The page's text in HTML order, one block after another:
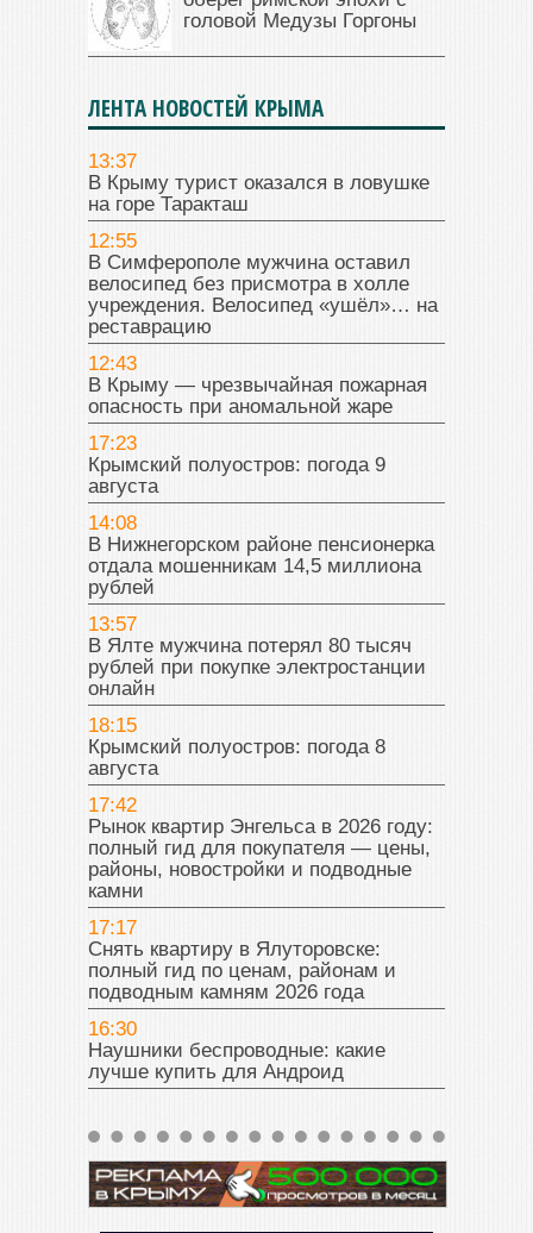
головой Медузы Горгоны
ЛЕНТА НОВОСТЕЙ КРЫМА
13:37
В Крыму турист оказался в ловушке
на горе Таракташ
12:55
В Симферополе мужчина оставил
велосипед без присмотра в холле
учреждения. Велосипед «ушёл»… на
реставрацию
12:43
В Крыму — чрезвычайная пожарная
опасность при аномальной жаре
17:23
Крымский полуостров: погода 9
августа
14:08
В Нижнегорском районе пенсионерка
отдала мошенникам 14,5 миллиона
рублей
13:57
В Ялте мужчина потерял 80 тысяч
рублей при покупке электростанции
онлайн
18:15
Крымский полуостров: погода 8
августа
17:42
Рынок квартир Энгельса в 2026 году:
полный гид для покупателя — цены,
районы, новостройки и подводные
камни
17:17
Снять квартиру в Ялуторовске:
полный гид по ценам, районам и
подводным камням 2026 года
16:30
Наушники беспроводные: какие
лучше купить для Андроид